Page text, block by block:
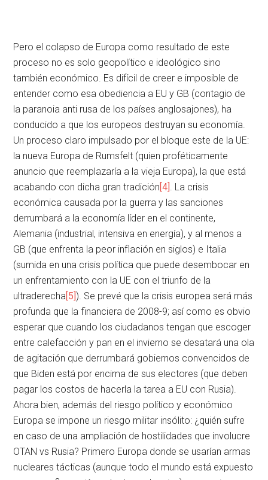
Pero el colapso de Europa como resultado de este
proceso no es solo geopolítico e ideológico sino
también económico. Es difícil de creer e imposible de
entender como esa obediencia a EU y GB (contagio de
la paranoia anti rusa de los países anglosajones), ha
conducido a que los europeos destruyan su economía.
Un proceso claro impulsado por el bloque este de la UE:
la nueva Europa de Rumsfelt (quien proféticamente
anuncio que reemplazaría a la vieja Europa), la que está
acabando con dicha gran tradición[4] . La crisis
económica causada por la guerra y las sanciones
derrumbará a la economía líder en el continente,
Alemania (industrial, intensiva en energía), y al menos a
GB (que enfrenta la peor inflación en siglos) e Italia
(sumida en una crisis política que puede desembocar en
un enfrentamiento con la UE con el triunfo de la
ultraderecha[5]). Se prevé que la crisis europea será más
profunda que la financiera de 2008-9; así como es obvio
esperar que cuando los ciudadanos tengan que escoger
entre calefacción y pan en el invierno se desatará una ola
de agitación que derrumbará gobiernos convencidos de
que Biden está por encima de sus electores (que deben
pagar los costos de hacerla la tarea a EU con Rusia).
Ahora bien, además del riesgo político y económico
Europa se impone un riesgo militar insólito: ¿quién sufre
en caso de una ampliación de hostilidades que involucre
OTAN vs Rusia? Primero Europa donde se usarían armas
nucleares tácticas (aunque todo el mundo está expuesto